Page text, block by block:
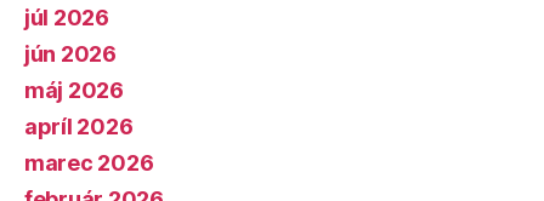
júl 2026
jún 2026
máj 2026
apríl 2026
marec 2026